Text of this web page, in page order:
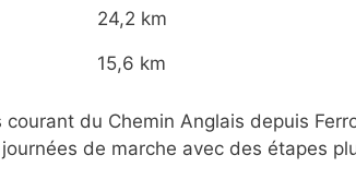
24,2 km
15,6 km
du Chemin Anglais depuis
de marche avec des étapes